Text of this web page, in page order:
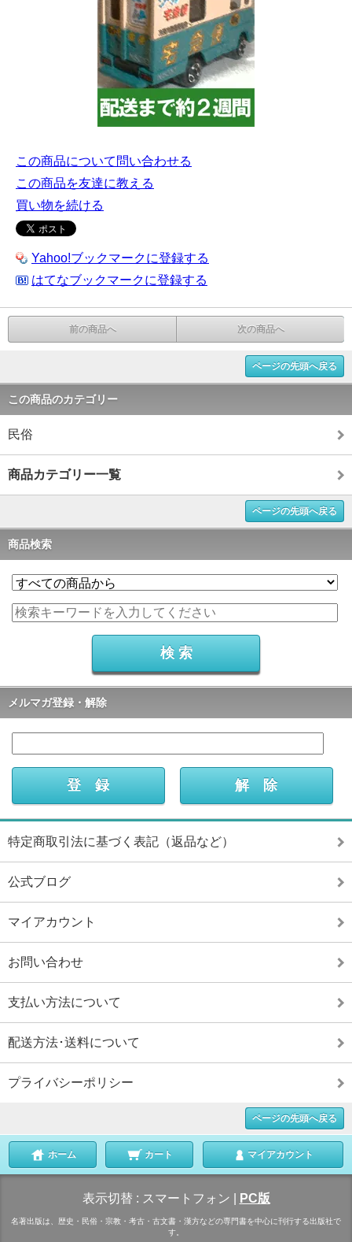
この商品について問い合わせる
この商品を友達に教える
買い物を続ける
Yahoo!ブックマークに登録する
はてなブックマークに登録する
前の商品へ 次の商品へ
ページの先頭へ戻る
この商品のカテゴリー
民俗
商品カテゴリー一覧
ページの先頭へ戻る
商品検索
メルマガ登録・解除
特定商取引法に基づく表記（返品など）
公式ブログ
マイアカウント
お問い合わせ
支払い方法について
配送方法･送料について
プライバシーポリシー
ページの先頭へ戻る
ホーム カート マイアカウント
表示切替 : スマートフォン PC版
名著出版は、歴史・民俗・宗教・考古・古文書・漢方などの専門書を中心に刊行する出版社で
す。